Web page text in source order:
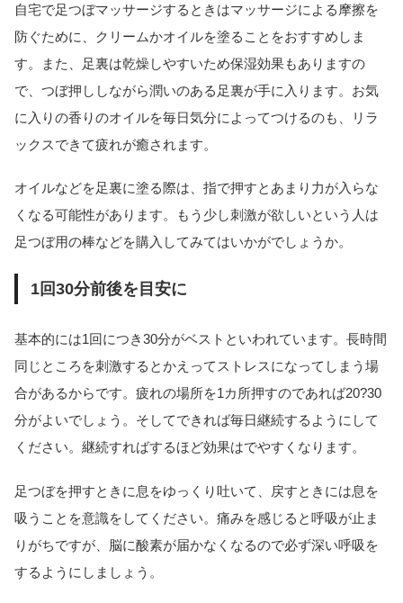
自宅で足つぼマッサージするときはマッサージによる摩擦を
防ぐために、クリームかオイルを塗ることをおすすめしま
す。また、足裏は乾燥しやすいため保湿効果もありますの
で、つぼ押ししながら潤いのある足裏が手に入ります。お気
に入りの香りのオイルを毎日気分によってつけるのも、リラ
ックスできて疲れが癒されます。
オイルなどを足裏に塗る際は、指で押すとあまり力が入らな
くなる可能性があります。もう少し刺激が欲しいという人は
足つぼ用の棒などを購入してみてはいかがでしょうか。
1回30分前後を目安に
基本的には1回につき30分がベストといわれています。長時間
同じところを刺激するとかえってストレスになってしまう場
合があるからです。疲れの場所を1カ所押すのであれば20?30
分がよいでしょう。そしてできれば毎日継続するようにして
ください。継続すればするほど効果はでやすくなります。
足つぼを押すときに息をゆっくり吐いて、戻すときには息を
吸うことを意識をしてください。痛みを感じると呼吸が止ま
りがちですが、脳に酸素が届かなくなるので必ず深い呼吸を
するようにしましょう。